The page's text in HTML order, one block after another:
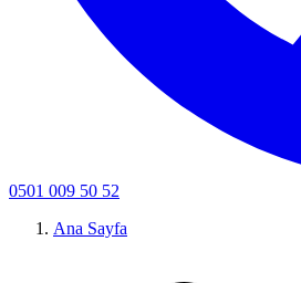
0501 009 50 52
Ana Sayfa